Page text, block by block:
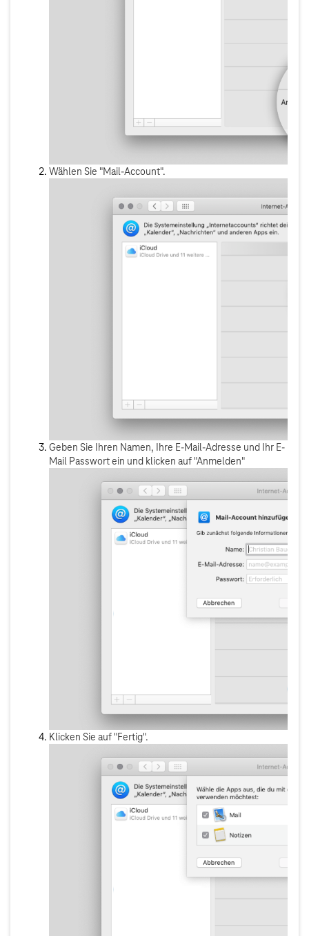
Wählen Sie "Mail-Account".
Geben Sie Ihren Namen, Ihre E-Mail-Adresse und Ihr E-
Mail Passwort ein und klicken auf "Anmelden"
Klicken Sie auf "Fertig".